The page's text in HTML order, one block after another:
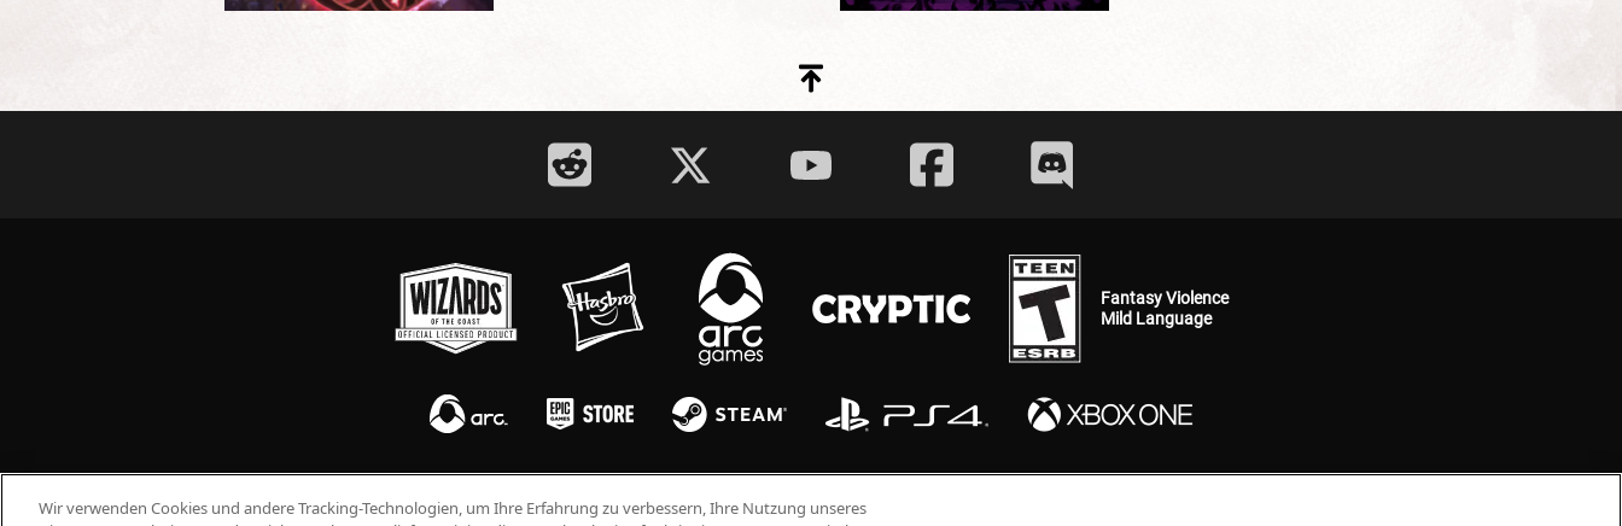
Fantasy Violence
Mild Language
DRAGONS, D&D, NEVERWINTER, FORGOTTEN REALMS, WIZARDS OF THE COAST und alle zugehörigen Titel, Logos und Charaktere sind Marken von Wizards of the Coast LLC in den USA und anderen Ländern und werden mit Genehmigung verwendet. HASBRO und sein
Logo sind Warenzeichen von Hasbro, Inc. und werden mit Genehmigung verwendet. Gamecode © 2026 Cryptic Studios, Inc. Cryptic ist eine Marke von Cryptic Studios, Inc. Alle anderen Warenzeichen sind Eigentum ihrer jeweiligen Rechteinhaber.
Wir verwenden Cookies und andere Tracking-Technologien, um Ihre Erfahrung zu verbessern, Ihre Nutzung unseres